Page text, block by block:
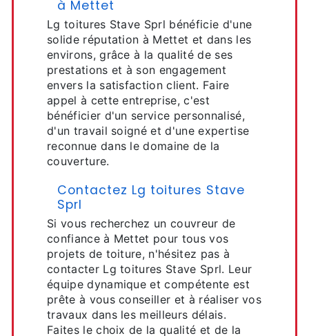
à Mettet
Lg toitures Stave Sprl bénéficie d'une
solide réputation à Mettet et dans les
environs, grâce à la qualité de ses
prestations et à son engagement
envers la satisfaction client. Faire
appel à cette entreprise, c'est
bénéficier d'un service personnalisé,
d'un travail soigné et d'une expertise
reconnue dans le domaine de la
couverture.
Contactez Lg toitures Stave
Sprl
Si vous recherchez un couvreur de
confiance à Mettet pour tous vos
projets de toiture, n'hésitez pas à
contacter Lg toitures Stave Sprl. Leur
équipe dynamique et compétente est
prête à vous conseiller et à réaliser vos
travaux dans les meilleurs délais.
Faites le choix de la qualité et de la